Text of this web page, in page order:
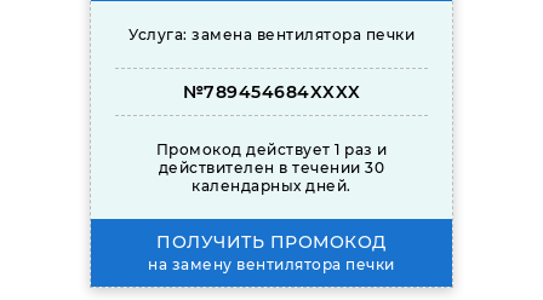
Услуга: замена вентилятора печки
№789454684XXXX
Промокод действует 1 раз и
действителен в течении 30
календарных дней.
ПОЛУЧИТЬ ПРОМОКОД
на замену вентилятора печки